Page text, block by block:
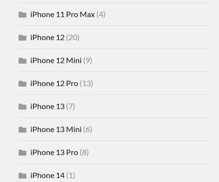
iPhone 11 Pro Max (4)
iPhone 12 (20)
iPhone 12 Mini (9)
iPhone 12 Pro (13)
iPhone 13 (7)
iPhone 13 Mini (6)
iPhone 13 Pro (8)
iPhone 14 (1)